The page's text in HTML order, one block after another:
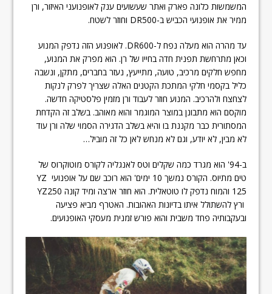
המשמשות כלונה פארק ואתר שעשועים ענק לאופנועני האיזור, ורן
ממיר את אופנועי הכביש ב-DR500 וחוזר לשטח.
עד מהרה הוא מעלה נפח ל-DR600. לאופנוע הזה נדפק המנוע
וכאן מתרחשת תפנית חדה בחייו של רן. הוא מפרק את המנוע,
מחפש חלקים מרכיב, טועה, מתייעץ, נעזר בחברים, מתקן, ונשבה
כליל בקסמי חלקי המתכת הקטנים האלה שצריך לפרק לנקות
לצחצח ולהרכיב. המנוע חוזר לעבוד ורן מזמין פלסטיקה חדשה.
מוקסם הוא מתבונן במוצר המוגמר והוא מאוהב. בשלב זה הקדחת
המסתורית כבר מקננת בו והיא בשלב הדגירה הסמוי שלה ורן עוד
לא מבין, לא יודע, וגם לא מנחש לאן כל זה מוביל…
ב-94' הוא מגרד כמה שקלים וטס לאנגליה לקורס מוטוקרוס של
טים מתיוס. הקורס נמשך 10 ימים' הוא רוכב שם על אופנועי YZ
125 והמוח נדפק לו טוטאלית. הוא חוזר ארצה ומיד קונה YZ250
ורץ להשתולל איתו בדיונות האהובות. האטרף מביא פציעה
ובעקבותיה פחד משבית והוא פורש זמנית מעסקי האופנועים.